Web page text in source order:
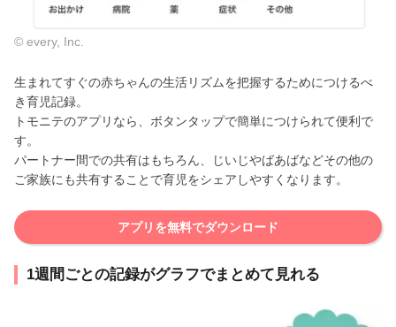
© every, Inc.
生まれてすぐの赤ちゃんの生活リズムを把握するためにつけるべ
き育児記録。
トモニテのアプリなら、ボタンタップで簡単につけられて便利で
す。
パートナー間での共有はもちろん、じいじやばあばなどその他の
ご家族にも共有することで育児をシェアしやすくなります。
アプリを無料でダウンロード
1週間ごとの記録がグラフでまとめて見れる